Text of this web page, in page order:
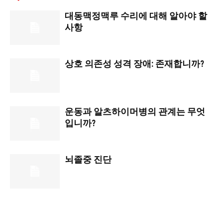
대동맥정맥루 수리에 대해 알아야 할
사항
상호 의존성 성격 장애: 존재합니까?
운동과 알츠하이머병의 관계는 무엇
입니까?
뇌졸중 진단